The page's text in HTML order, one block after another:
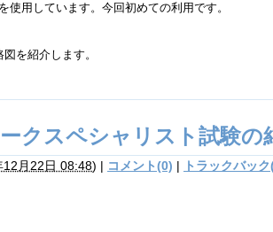
使用しています。今回初めての利用です。
を紹介します。
クスペシャリスト試験の
12月22日 08:48) | コメント(0) | トラックバッ